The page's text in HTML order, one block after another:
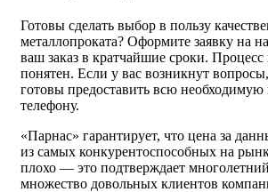
Готовы сделать выбор в пользу
металлопроката? Оформите заявку на
ваш заказ в кратчайшие сроки.
понятен. Если у вас возникнут
готовы предоставить всю
телефону.
«Парнас» гарантирует, что цена за
из самых конкурентоспособных на
плохо — это подтверждает
множество довольных клиентов